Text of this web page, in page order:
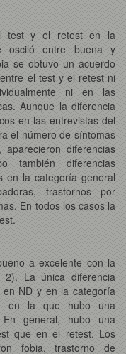
test y el retest en la
osciló entre buena y
se obtuvo un acuerdo
el test y el retest ni
ni en las
Aunque la diferencia
en las entrevistas del
el número de síntomas
diferencias
también diferencias
en la categoría general
trastornos por
En todos los casos la
a excelente con la
2). La única diferencia
ND y en la categoría
en la que hubo una
general, hubo una
que en el retest. Los
fobia, trastorno de